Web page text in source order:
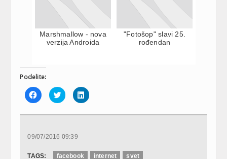
Marshmallow - nova
verzija Androida
"Fotošop" slavi 25.
rođendan
Podelite:
Click
to
share
Facebook
new
Click
to
share
Twitter
new
Click
to
LinkedIn
09/07/2016 09:39
TAGS: facebook internet svet